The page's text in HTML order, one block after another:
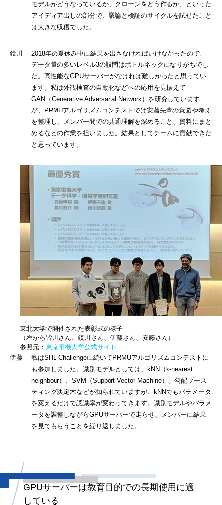
モデルがどうなっているか、クローンをどう作るか、といった
アイディア出しの部分で、議論と検証のサイクルを試せたこと
は大きな収穫でした。
鏡川 2018年の夏休み中に結果を出さなければいけなかったので、
データ量の多いレベル3の設問はボトルネックになりがちでし
た。高性能なGPUサーバーがなければ難しかったと思ってい
ます。私は外観検査の自動化などへの応用を見据えて
GAN（Generative Adversarial Network）を研究しています
が、PRMUアルゴリズムコンテストでは安藤先輩の意図や考え
を整理し、メンバー間での共通理解を深めること、資料にまと
めるなどの作業を担いました。結果としてチームに貢献できた
と思っています。
東北大学で開催された表彰式の様子
（左から皆川さん、鏡川さん、伊藤さん、安藤さん）
参照元： 東京電機大学公式サイト
伊藤 私はSHL Challengeに続いてPRMUアルゴリズムコンテストに
も参加しました。識別モデルとしては、kNN（k-nearest
neighbour）、SVM（Support Vector Machine）、勾配ブース
ティング決定木などが知られていますが、kNNでもパラメータ
を変えるだけで認識率が変わってきます。識別モデルやパラメ
ータを調整しながらGPUサーバーで走らせ、メンバーに結果
を見てもらうことを繰り返しました。
GPUサーバーは教育目的での長期使用に適
している